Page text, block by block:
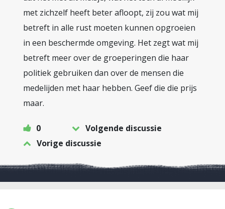
met zichzelf heeft beter afloopt, zij zou wat mij
betreft in alle rust moeten kunnen opgroeien
in een beschermde omgeving. Het zegt wat mij
betreft meer over de groeperingen die haar
politiek gebruiken dan over de mensen die
medelijden met haar hebben. Geef die die prijs
maar.
0
Volgende discussie
Vorige discussie